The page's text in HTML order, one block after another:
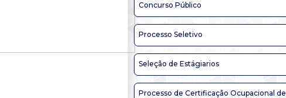
Concurso Público
Processo Seletivo
Seleção de Estágiarios
Processo de Certificação Ocupacional de